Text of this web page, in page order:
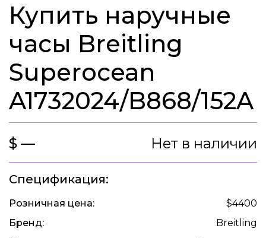
Купить наручные
часы Breitling
Superocean
A1732024/B868/152A
$ — Нет в наличии
Спецификация:
Розничная цена:
$4400
Бренд:
Breitling